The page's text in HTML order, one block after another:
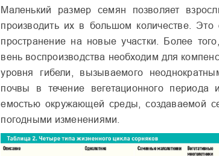
Маленький размер семян позволяет
производить их в большом количестве. Это
пространение на новые участ­ки. Более
вень воспроизводства необхо­дим для
уровня гибели, вызываемо­го
почвы в течение вегетаци­онного периода
емостью окружающей среды, создаваемой
погодными изменениями.